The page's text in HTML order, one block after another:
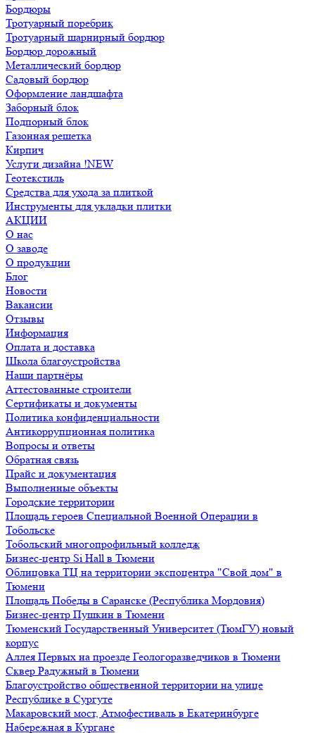
Бордюры
Тротуарный поребрик
Тротуарный шарнирный бордюр
Бордюр дорожный
Металлический бордюр
Садовый бордюр
Оформление ландшафта
Заборный блок
Подпорный блок
Газонная решетка
Кирпич
Услуги дизайна !NEW
Геотекстиль
Средства для ухода за плиткой
Инструменты для укладки плитки
АКЦИИ
О нас
О заводе
О продукции
Блог
Новости
Вакансии
Отзывы
Информация
Оплата и доставка
Школа благоустройства
Наши партнёры
Аттестованные строители
Сертификаты и документы
Политика конфиденциальности
Антикоррупционная политика
Вопросы и ответы
Обратная связь
Прайс и документация
Выполненные объекты
Городские территории
Площадь героев Специальной Военной Операции в
Тобольске
Тобольский многопрофильный колледж
Бизнес-центр Si Hall в Тюмени
Облицовка ТЦ на территории экспоцентра "Свой дом" в
Тюмени
Площадь Победы в Саранске (Республика Мордовия)
Бизнес-центр Пушкин в Тюмени
Тюменский Государственный Университет (ТюмГУ) новый
корпус
Аллея Первых на проезде Геологоразведчиков в Тюмени
Сквер Радужный в Тюмени
Благоустройство общественной территории на улице
Республике в Сургуте
Макаровский мост, Атмофестиваль в Екатеринбурге
Набережная в Кургане